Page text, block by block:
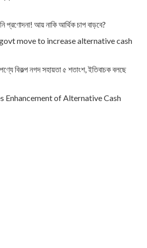
প্রণোদনা! আয় নাকি আর্থিক চাপ বাড়বে?
move to increase alternative cash
বিকল্প নগদ সহায়তা ৫ শতাংশ, ইতিবাচক বলছে
Enhancement of Alternative Cash